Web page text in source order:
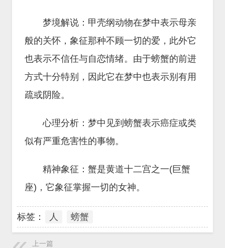
梦境解说：甲壳纲动物在梦中表示母亲
般的关怀，象征那种不顾一切的爱，此外它
也表示不信任与自恋情绪。由于螃蟹的前进
方式十分特别，因此它在梦中也表示别有用
疏或阴险。
心理分析：梦中见到螃蟹表示癌症或类
似有严重危害性的事物。
精神象征：蟹是黄道十二宫之一(巨蟹
座)，它象征掌握一切的女神。
标签： 人 螃蟹
上一篇